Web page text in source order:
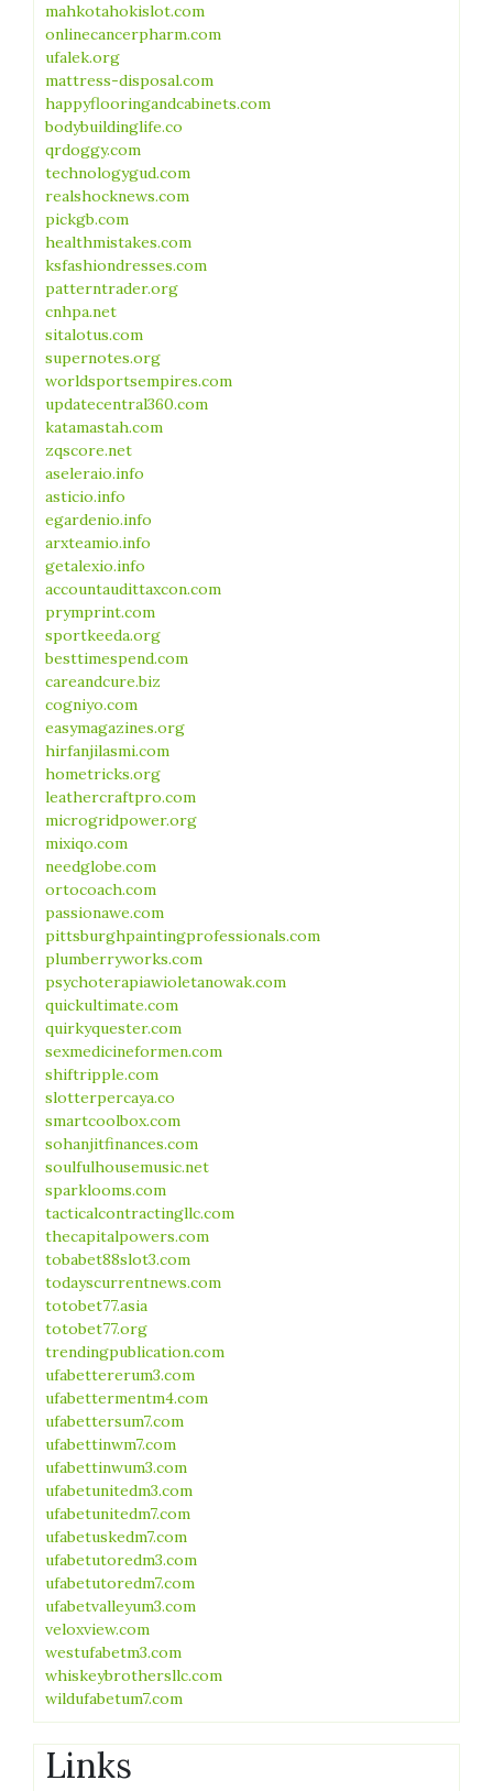
mahkotahokislot.com
onlinecancerpharm.com
ufalek.org
mattress-disposal.com
happyflooringandcabinets.com
bodybuildinglife.co
qrdoggy.com
technologygud.com
realshocknews.com
pickgb.com
healthmistakes.com
ksfashiondresses.com
patterntrader.org
cnhpa.net
sitalotus.com
supernotes.org
worldsportsempires.com
updatecentral360.com
katamastah.com
zqscore.net
aseleraio.info
asticio.info
egardenio.info
arxteamio.info
getalexio.info
accountaudittaxcon.com
prymprint.com
sportkeeda.org
besttimespend.com
careandcure.biz
cogniyo.com
easymagazines.org
hirfanjilasmi.com
hometricks.org
leathercraftpro.com
microgridpower.org
mixiqo.com
needglobe.com
ortocoach.com
passionawe.com
pittsburghpaintingprofessionals.com
plumberryworks.com
psychoterapiawioletanowak.com
quickultimate.com
quirkyquester.com
sexmedicineformen.com
shiftripple.com
slotterpercaya.co
smartcoolbox.com
sohanjitfinances.com
soulfulhousemusic.net
sparklooms.com
tacticalcontractingllc.com
thecapitalpowers.com
tobabet88slot3.com
todayscurrentnews.com
totobet77.asia
totobet77.org
trendingpublication.com
ufabettererum3.com
ufabettermentm4.com
ufabettersum7.com
ufabettinwm7.com
ufabettinwum3.com
ufabetunitedm3.com
ufabetunitedm7.com
ufabetuskedm7.com
ufabetutoredm3.com
ufabetutoredm7.com
ufabetvalleyum3.com
veloxview.com
westufabetm3.com
whiskeybrothersllc.com
wildufabetum7.com
Links